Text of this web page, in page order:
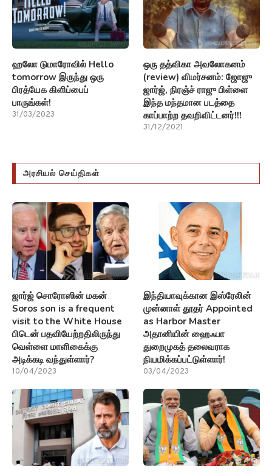
ஹலோ டுமாரோவில் Hello
tomorrow இருந்து ஒரு
பிரத்யேக கிளிப்பைப்
பாருங்கள்!
31/03/2023
ஒரு தத்விகா அவலோகனம்
(review) விமர்சனம்: ஜோஜு
ஜார்ஜ், நிரஞ்ச் ராஜு பிள்ளை
இந்த மந்தமான படத்தை
காப்பாற்ற தவறிவிட்டனர்!!!
31/12/2021
அரசியல் செய்திகள்
ஜார்ஜ் சொரோஸின் மகன்
Soros son is a frequent
visit to the White House
பிடென் பதவியேற்றதிலிருந்து
வெள்ளை மாளிகைக்கு
அடிக்கடி வந்துள்ளார்?
10/04/2023
இந்தியாவுக்கான இஸ்ரேலின்
முன்னாள் தூதர் Appointed
as Harbor Master
அதானியின் ஹைஃபா
துறைமுகத் தலைவராக
நியமிக்கப்பட்டுள்ளார்!
03/04/2023